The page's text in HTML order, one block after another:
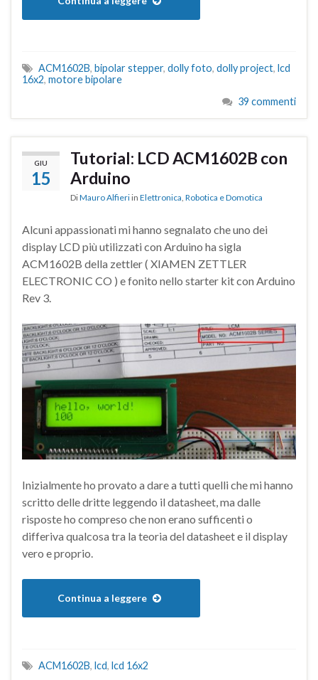
ACM1602B, bipolar stepper, dolly foto, dolly project, lcd
16x2, motore bipolare
39 commenti
GIU
15
Tutorial: LCD ACM1602B con
Arduino
DiMauro Alfieri in Elettronica Robotica e Domotica
Alcuni appassionati mi hanno segnalato che uno dei
display LCD più utilizzati con Arduino ha sigla
ACM1602B della zettler ( XIAMEN ZETTLER
ELECTRONIC CO ) e fonito nello starter kit con Arduino
Rev 3.
Inizialmente ho provato a dare a tutti quelli che mi hanno
scritto delle dritte leggendo il datasheet, ma dalle
risposte ho compreso che non erano sufficenti o
differiva qualcosa tra la teoria del datasheet e il display
vero e proprio.
Continua a leggere
ACM1602B, lcd, lcd 16x2